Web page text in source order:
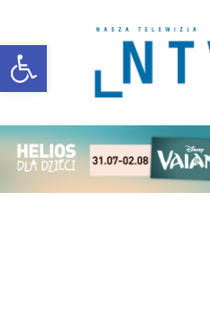
Otwórz pasek narzędzi